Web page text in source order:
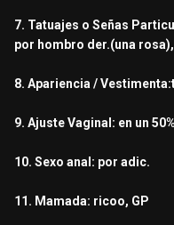
7. Tatuajes o Señas
por hombro der.(una
8. Apariencia /
9. Ajuste Vaginal: en un 50%
10. Sexo anal: por adic.
11. Mamada: ricoo, GP